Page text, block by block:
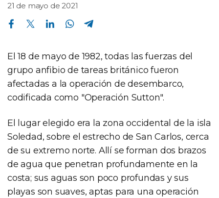
21 de mayo de 2021
Compartir en Facebook Compartir en Twitter Compartir en Linkedin Compartir en Whatsapp
El 18 de mayo de 1982, todas las fuerzas del
grupo anfibio de tareas británico fueron
afectadas a la operación de desembarco,
codificada como "Operación Sutton".
El lugar elegido era la zona occidental de la isla
Soledad, sobre el estrecho de San Carlos, cerca
de su extremo norte. Allí se forman dos brazos
de agua que penetran profundamente en la
costa; sus aguas son poco profundas y sus
playas son suaves, aptas para una operación